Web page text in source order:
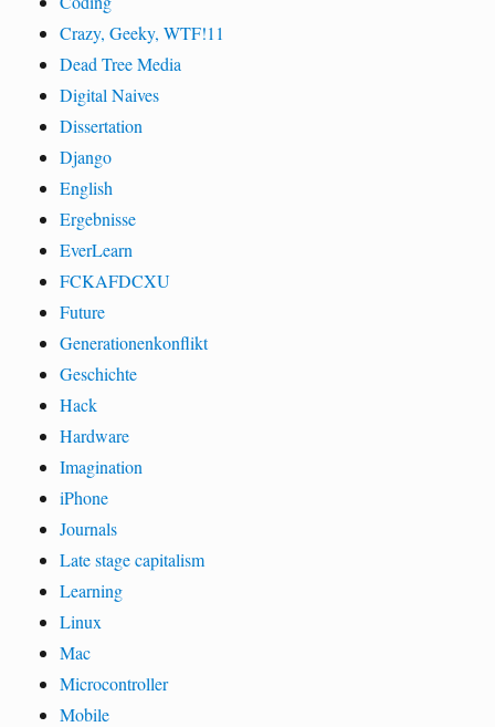
Crazy, Geeky, WTF!11
Dead Tree Media
Digital Naives
Dissertation
Django
English
Ergebnisse
EverLearn
FCKAFDCXU
Future
Generationenkonflikt
Geschichte
Hack
Hardware
Imagination
iPhone
Journals
Late stage capitalism
Learning
Linux
Mac
Microcontroller
Mobile